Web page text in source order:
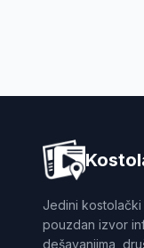
Jedini kostolački
pouzdan izvor
dešavanjima,